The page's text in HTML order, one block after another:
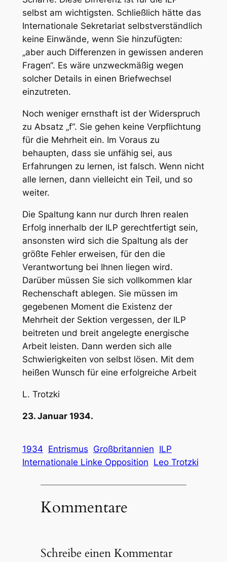
selbst am wichtigsten. Schließlich hätte das
Internationale Sekretariat selbstverständlich
keine Einwände, wenn Sie hinzufügten:
„aber auch Differenzen in gewissen anderen
Fragen“. Es wäre unzweckmäßig wegen
solcher Details in einen Briefwechsel
einzutreten.
Noch weniger ernsthaft ist der Widerspruch
zu Absatz „f“. Sie gehen keine Verpflichtung
für die Mehrheit ein. Im Voraus zu
behaupten, dass sie unfähig sei, aus
Erfahrungen zu lernen, ist falsch. Wenn nicht
alle lernen, dann vielleicht ein Teil, und so
weiter.
Die Spaltung kann nur durch Ihren realen
Erfolg innerhalb der ILP gerechtfertigt sein,
ansonsten wird sich die Spaltung als der
größte Fehler erweisen, für den die
Verantwortung bei Ihnen liegen wird.
Darüber müssen Sie sich vollkommen klar
Rechenschaft ablegen. Sie müssen im
gegebenen Moment die Existenz der
Mehrheit der Sektion vergessen, der ILP
beitreten und breit angelegte energische
Arbeit leisten. Dann werden sich alle
Schwierigkeiten von selbst lösen. Mit dem
heißen Wunsch für eine erfolgreiche Arbeit
L. Trotzki
23. Januar 1934.
1934 Entrismus Großbritannien ILP
Internationale Linke Opposition Leo Trotzki
Kommentare
Schreibe einen Kommentar